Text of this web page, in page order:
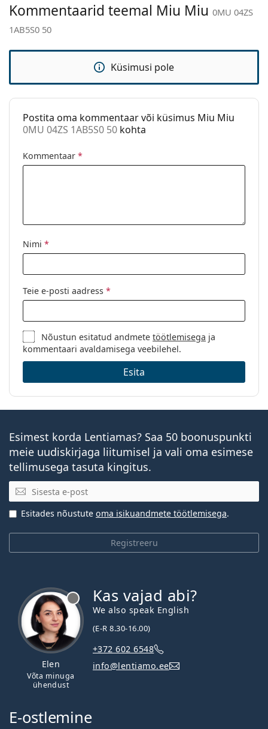
Kategooria:
Päikeseprillid
Kaubamärk:
0MU 04ZS 1AB5S0 50
Retsept on
saadaval:
Jah
Kommentaarid teemal Miu Miu 0MU 04ZS
1AB5S0 50
Küsimusi pole
Postita oma kommentaar või küsimus Miu Miu
0MU 04ZS 1AB5S0 50 kohta
Kommentaar *
Nimi *
Teie e-posti aadress *
Nõustun esitatud andmetetöötlemisega ja
kommentaari avaldamisega veebilehel.
Esita
Esimest korda Lentiamas? Saa 50 boonuspunkti
meie uudiskirjaga liitumisel ja vali oma esimese
tellimusega tasuta kingitus.
E-posti aadress
Registreeru
Esitades nõustute oma isikuandmete töötlemisega.
Elen
Võta minuga
ühendust
Kas vajad abi?
We also speak English
(E-R 8.30-16.00)
+372 602 6548
info@lentiamo.ee
E-ostlemine